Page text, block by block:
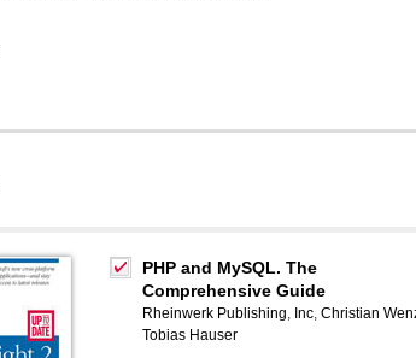
PHP and MySQL. The
Comprehensive Guide
Rheinwerk Publishing, Inc, Christian
Tobias Hauser